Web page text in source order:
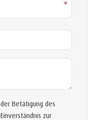
*
Betätigung des
zur